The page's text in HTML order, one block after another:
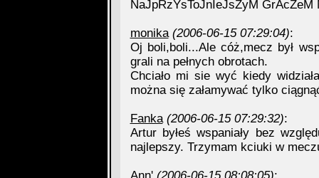
NaJpRzYsToJnIeJsZyM
monika (2006-06-15 07:29:04):
Oj boli,boli...Ale cóż,mecz był
grali na pełnych obrotach.
Chciało mi sie wyć kiedy
można się załamywać tylko
Fanka (2006-06-15 07:29:32):
Artur byłeś wspaniały bez
najlepszy. Trzymam kciuki w